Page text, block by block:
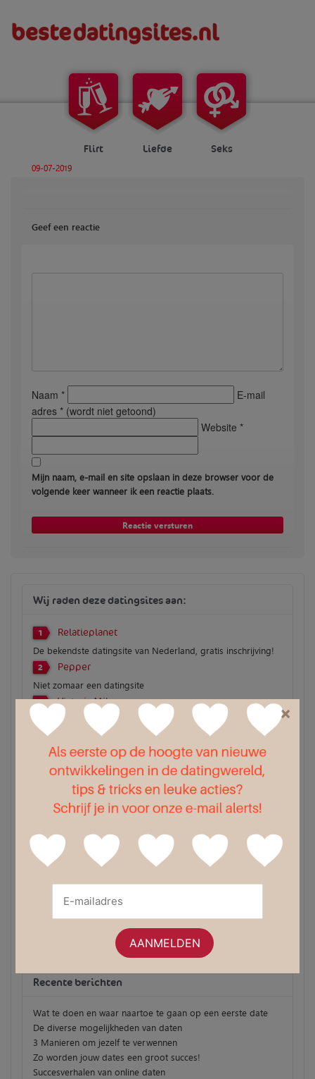
Flirt Liefde Seks
09-07-2019
Geef een reactie
Naam *
E-mail
adres * (wordt niet getoond)
Website *
Mijn naam, e-mail en site opslaan in deze browser voor de
volgende keer wanneer ik een reactie plaats.
Wij raden deze datingsites aan:
1 Relatieplanet
De bekendste datingsite van Nederland, gratis inschrijving!
2 Pepper
Niet zomaar een datingsite
3 Victoria Milan
100% anoniem en zeer discreet
Recente berichten
Wat te doen en waar naartoe te gaan op een eerste date
De diverse mogelijkheden van daten
3 Manieren om jezelf te verwennen
Zo worden jouw dates een groot succes!
Succesverhalen van online daten
×